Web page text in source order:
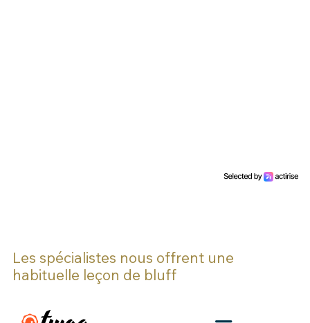
Les spécialistes nous offrent une
habituelle leçon de bluff